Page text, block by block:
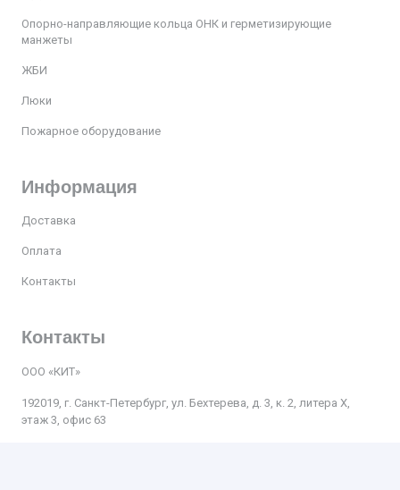
Опорно-направляющие кольца ОНК и герметизирующие
манжеты
ЖБИ
Люки
Пожарное оборудование
Информация
Доставка
Оплата
Контакты
Контакты
ООО «КИТ»
192019, г. Санкт-Петербург, ул. Бехтерева, д. 3, к. 2, литера Х,
этаж 3, офис 63